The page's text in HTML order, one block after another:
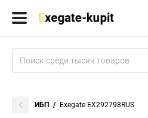
ИБП Exegate EX292798RUS